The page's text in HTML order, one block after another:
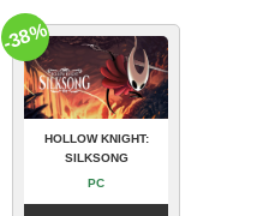
HOLLOW KNIGHT:
SILKSONG
PC
-38%